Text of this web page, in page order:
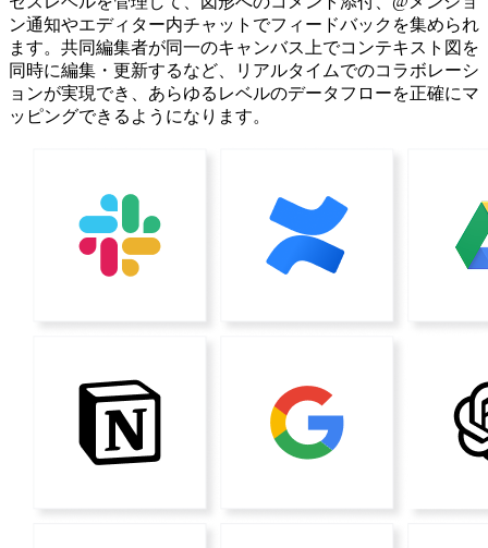
ン通知やエディター内チャットでフィードバックを集められ
ます。共同編集者が同一のキャンバス上でコンテキスト図を
同時に編集・更新するなど、リアルタイムでのコラボレーシ
ョンが実現でき、あらゆるレベルのデータフローを正確にマ
ッピングできるようになります。